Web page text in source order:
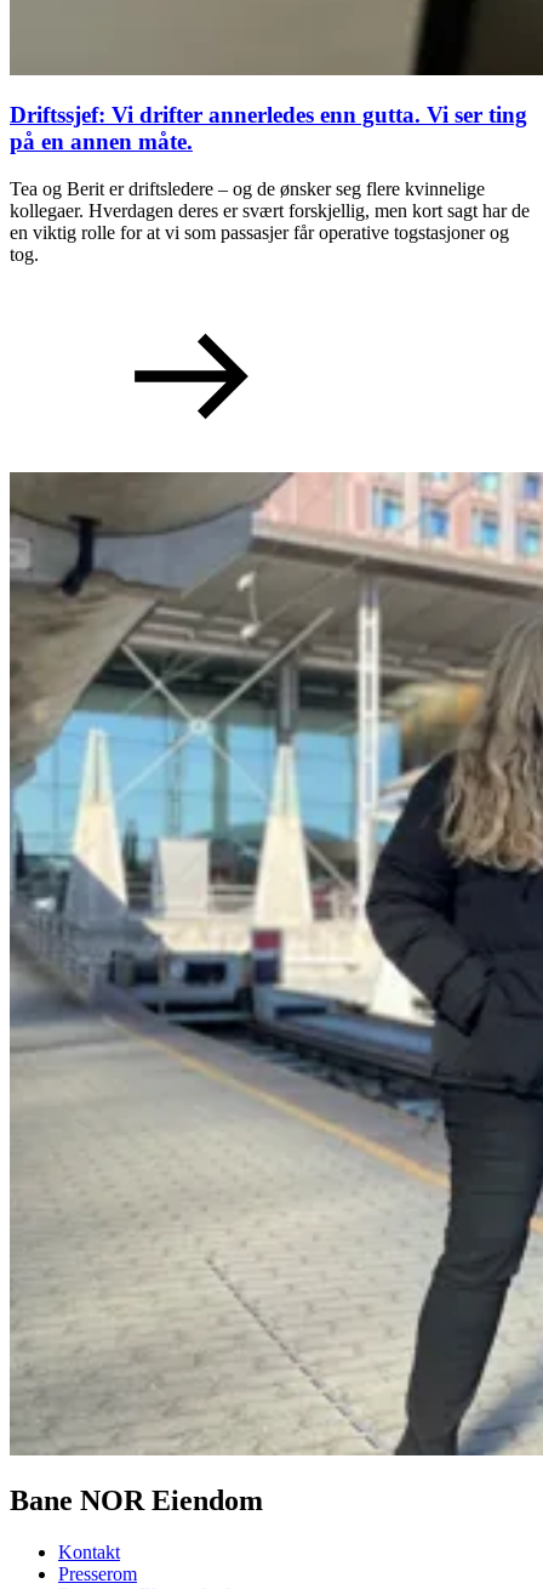
Driftssjef: Vi drifter annerledes enn gutta. Vi ser ting
på en annen måte.
Tea og Berit er driftsledere – og de ønsker seg flere kvinnelige
kollegaer. Hverdagen deres er svært forskjellig, men kort sagt har de
en viktig rolle for at vi som passasjer får operative togstasjoner og
tog.
Bane NOR Eiendom
Kontakt
Presserom